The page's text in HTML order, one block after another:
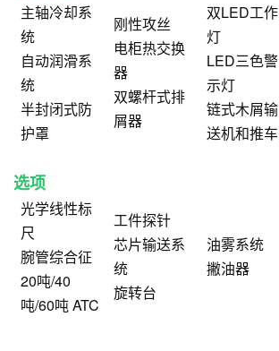
主轴冷却系
统
自动润滑系
统
半封闭式防
护罩
刚性攻丝
电柜热交换
器
双螺杆式排
屑器
双LED工作
灯
LED三色警
示灯
链式木屑输
送机和推车
选项
光学线性标
尺
腕管综合征
20吨/40
吨/60吨 ATC
工件探针
芯片输送系
统
旋转台
油雾系统
撇油器